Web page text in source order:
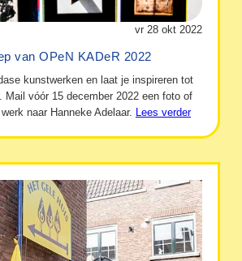
vr 28 okt 2022
van OPeN KADeR 2022
kunstwerken en laat je inspireren tot
Mail vóór 15 december 2022 een foto of
naar Hanneke Adelaar.
Lees verder